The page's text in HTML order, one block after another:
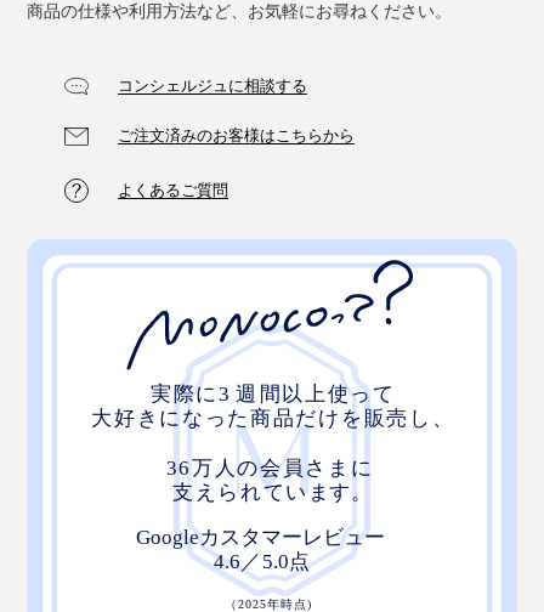
『Orbitkey』は、工業デザイナーのチャールズ・イン氏
た。
創業者のチャールズ・イン氏（後列左）とレックス・クオ氏（中央）
商品の仕様や利用方法など、お気軽にお尋ねください。
コンシェルジュに相談する
ご注文済みのお客様はこちらから
よくあるご質問